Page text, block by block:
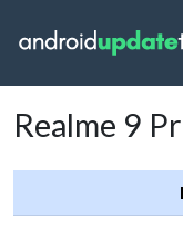
Realme 9